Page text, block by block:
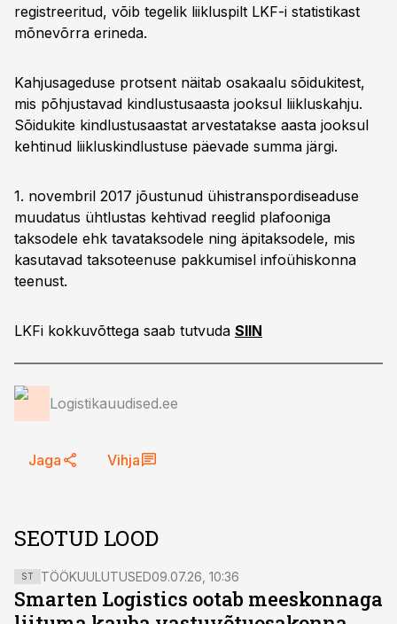
registreeritud, võib tegelik liikluspilt LKF-i statistikast
mõnevõrra erineda.
Kahjusageduse protsent näitab osakaalu sõidukitest,
mis põhjustavad kindlustusaasta jooksul liikluskahju.
Sõidukite kindlustusaastat arvestatakse aasta jooksul
kehtinud liikluskindlustuse päevade summa järgi.
1. novembril 2017 jõustunud ühistranspordiseaduse
muudatus ühtlustas kehtivad reeglid plafooniga
taksodele ehk tavataksodele ning äpitaksodele, mis
kasutavad taksoteenuse pakkumisel infoühiskonna
teenust.
LKFi kokkuvõttega saab tutvuda SIIN
Logistikauudised.ee
Jaga Vihja
SEOTUD LOOD
ST TÖÖKUULUTUSED09.07.26, 10:36
Smarten Logistics ootab meeskonnaga